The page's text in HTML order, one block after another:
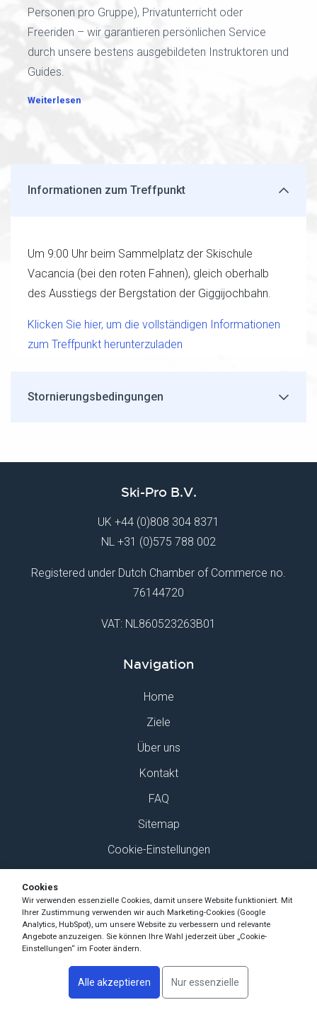
Personen pro Gruppe), Privatunterricht oder
Freeriden – wir garantieren persönlichen Service
durch unsere bestens ausgebildeten Instruktoren und
Guides.
Weiterlesen
Informationen zum Treffpunkt
Um 9:00 Uhr beim Sammelplatz der Skischule
Vacancia (bei den roten Fahnen), gleich oberhalb
des Ausstiegs der Bergstation der Giggijochbahn.
Klicken Sie hier, um die vollständigen Informationen
zum Treffpunkt herunterzuladen
Stornierungsbedingungen
Ski-Pro B.V.
UK +44 (0)808 304 8371
NL +31 (0)575 788 002
Registered under Dutch Chamber of Commerce no.
76144720
VAT: NL860523263B01
Navigation
Home
Ziele
Über uns
Kontakt
FAQ
Sitemap
Cookie-Einstellungen
Finden Sie uns auf Social Media
Copyright Ski-Pro 2026 - Alle Rechte vorbehalten
Cookies
Wir verwenden essenzielle Cookies, damit unsere Website funktioniert. Mit
Ihrer Zustimmung verwenden wir auch Marketing-Cookies (Google
Analytics, HubSpot), um unsere Website zu verbessern und relevante
Angebote anzuzeigen. Sie können Ihre Wahl jederzeit über „Cookie-
Einstellungen“ im Footer ändern.
Alle akzeptieren Nur essenzielle